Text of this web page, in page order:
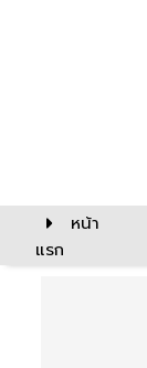
หน้า
แรก